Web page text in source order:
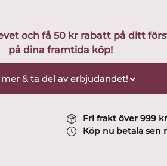
och få 50 kr rabatt på ditt
på dina framtida köp!
mer & ta del av erbjudandet!
Fri frakt över 999
Köp nu betala sen